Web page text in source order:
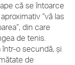
că se întoarce
“vă las
din care
de tenis.
o secundă, și
de